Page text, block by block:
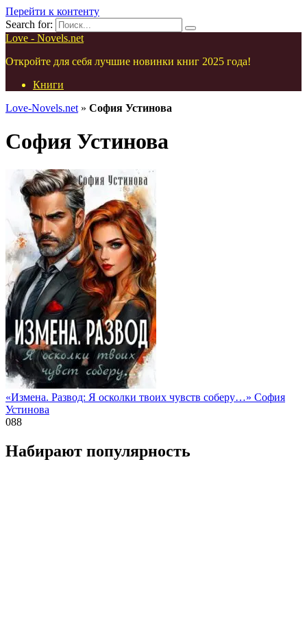
Перейти к контенту
Search for:
Love - Novels.net
Откройте для себя лучшие новинки книг 2025 года!
Книги
Love-Novels.net » София Устинова
София Устинова
«Измена. Развод: Я осколки твоих чувств соберу…» София
Устинова
088
Набирают популярность